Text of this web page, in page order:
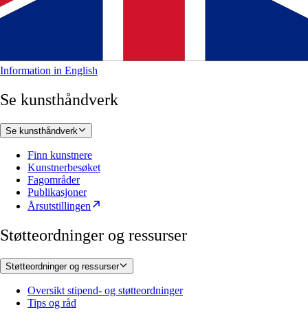
Information in English
Se kunsthåndverk
Se kunsthåndverk
Finn kunstnere
Kunstnerbesøket
Fagområder
Publikasjoner
Årsutstillingen
Støtteordninger og ressurser
Støtteordninger og ressurser
Oversikt stipend- og støtteordninger
Tips og råd